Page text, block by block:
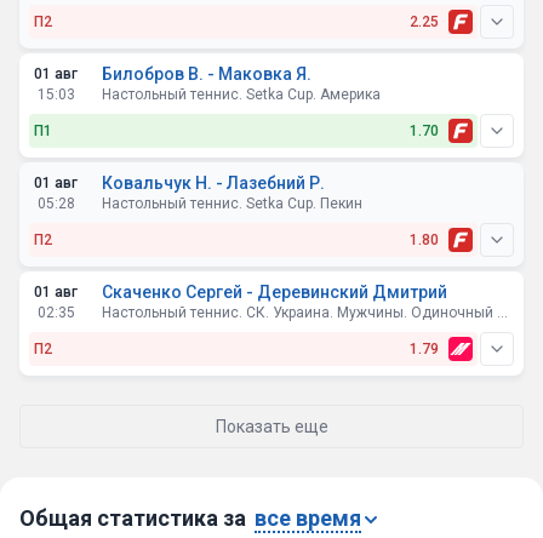
П2 2.25
01 авг
15:03
Билобров В. - Маковка Я.
Настольный теннис. Setka Cup. Америка
П1 1.70
01 авг
05:28
Ковальчук Н. - Лазебний Р.
Настольный теннис. Setka Cup. Пекин
П2 1.80
01 авг
02:35
Скаченко Сергей - Деревинский Дмитрий
Настольный теннис. СК. Украина. Мужчины. Одиночный разряд
П2 1.79
Показать еще
Общая статистика за все время